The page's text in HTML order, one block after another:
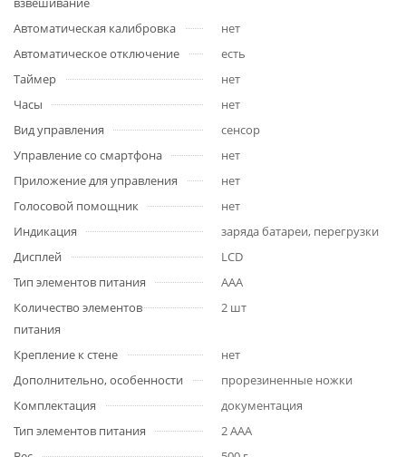
Автоматическая калибровка
нет
Автоматическое отключение
есть
Таймер
нет
Часы
нет
Вид управления
сенсор
Управление со смартфона
нет
Приложение для управления
нет
Голосовой помощник
нет
Индикация
заряда батареи, перегрузки
Дисплей
LCD
Тип элементов питания
AAA
Количество элементов
питания
2 шт
Крепление к стене
нет
Дополнительно, особенности
прорезиненные ножки
Комплектация
документация
Тип элементов питания
2 ААА